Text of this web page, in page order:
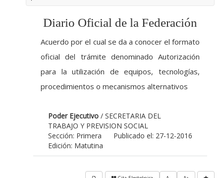
Diario Oficial de la Federación
Acuerdo por el cual se da a conocer el formato
oficial del trámite denominado Autorización
para la utilización de equipos, tecnologías,
procedimientos o mecanismos alternativos
Poder Ejecutivo / SECRETARIA DEL
TRABAJO Y PREVISION SOCIAL
Publicado el: 27-12-2016
Sección: Primera
Edición: Matutina